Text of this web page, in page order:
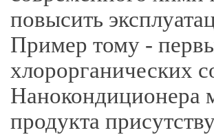
повысить
Пример тому -
хлорорганических
Нанокондиционера
продукта